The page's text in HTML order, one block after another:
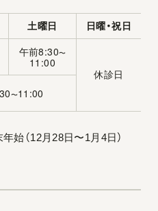
土曜日 日曜・祝日
午前8:30〜
11:00
休診日
〜11:00
始（12月28日〜1月4日）